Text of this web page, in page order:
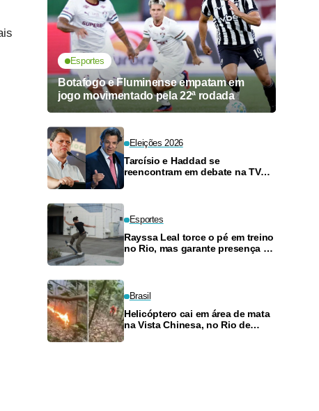
Esportes
Botafogo e Fluminense empatam em
jogo movimentado pela 22ª rodada
Eleições 2026
Tarcísio e Haddad se
reencontram em debate na TV
Esportes
Rayssa Leal torce o pé em treino
no Rio, mas garante presença no
Brasil
Helicóptero cai em área de mata
na Vista Chinesa, no Rio de